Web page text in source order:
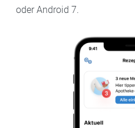
oder Android 7.